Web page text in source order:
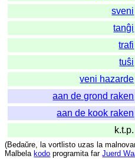
sveni
tanĝi
trafi
tuŝi
veni hazarde
aan de grond raken
aan de kook raken
k.t.p.
(Bedaŭre, la vortlisto uzas la
Malbela kodo programita far Juerd